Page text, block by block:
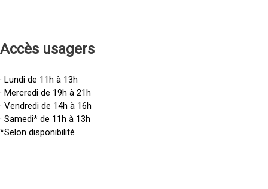
Accès usagers
· Lundi de 11h à 13h
· Mercredi de 19h à 21h
· Vendredi de 14h à 16h
· Samedi* de 11h à 13h
*Selon disponibilité